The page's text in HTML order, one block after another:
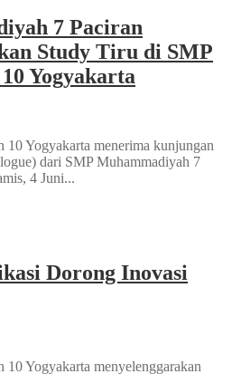
7 Paciran
Study Tiru di SMP
Yogyakarta
10 Yogyakarta menerima kunjungan
dari SMP Muhammadiyah 7
4 Juni...
Dorong Inovasi
10 Yogyakarta menyelenggarakan